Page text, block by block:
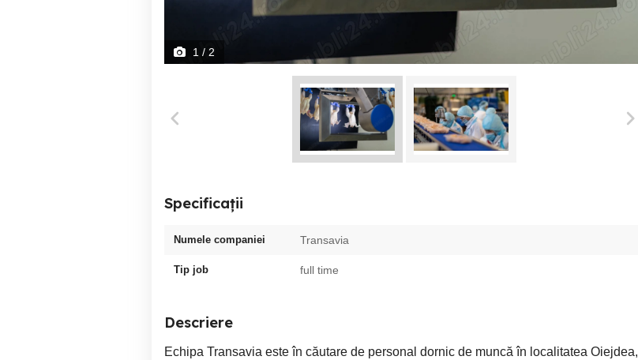
1 / 2
Specificații
Numele companiei Transavia
Tip job full time
Descriere
Echipa Transavia este în căutare de personal dornic de muncă în localitatea Oiejdea,